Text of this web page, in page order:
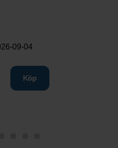
09-04
Lägg tillKöp